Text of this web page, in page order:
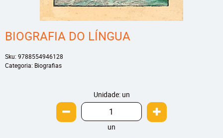
BIOGRAFIA DO LÍNGUA
Sku: 9788554946128
Categoria: Biografias
Unidade: un
un